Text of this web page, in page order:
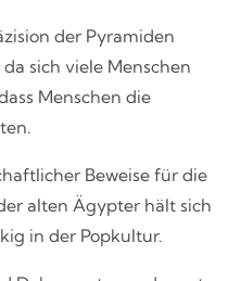
der Pyramiden
sich viele Menschen
Menschen die
Beweise für die
alten Ägypter hält sich
in der Popkultur.